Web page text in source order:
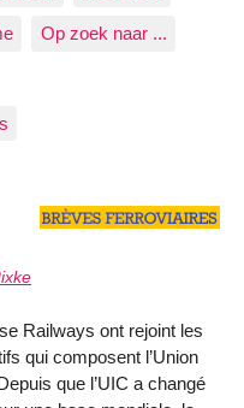
Op zoek naar ...
Railways ont rejoint les
qui composent l’Union
que l’UIC a changé